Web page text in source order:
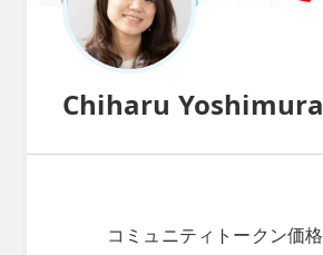
Chiharu Yoshimura
コミュニティトークン価格